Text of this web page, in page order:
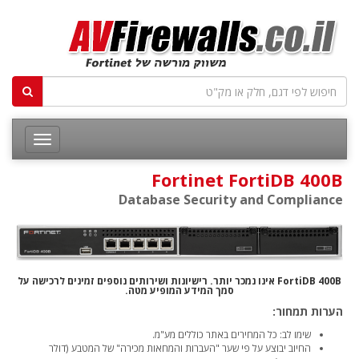
Fortinet FortiDB 400B
Database Security and Compliance
FortiDB 400B אינו נמכר יותר. רישיונות ושירותים נוספים זמינים לרכישה על
סמך המידע המופיע מטה.
הערות תמחור:
שימו לב: כל המחירים באתר כוללים מע"מ.
החיוב יבוצע על פי שער "העברות והמחאות מכירה" של המטבע (דולר